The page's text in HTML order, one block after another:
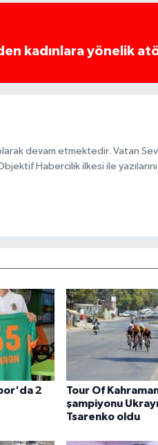
kadınlara yönelik
devam etmektedir. Vatan
Habercilik ilkesi ile
2
Tour Of
şampiyonu
Tsarenko oldu